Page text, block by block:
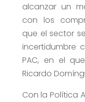
alcanzar un
con los
que el sector
incertidumbre
PAC, en el
Ricardo
Con la Política